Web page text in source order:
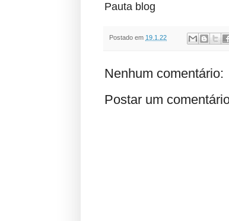
Pauta blog
Postado em 19.1.22
Nenhum comentário:
Postar um